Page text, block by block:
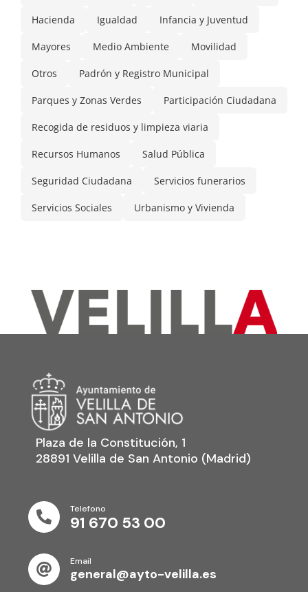
Hacienda Igualdad Infancia y Juventud
Mayores Medio Ambiente Movilidad
Otros Padrón y Registro Municipal
Parques y Zonas Verdes Participación Ciudadana
Recogida de residuos y limpieza viaria
Recursos Humanos Salud Pública
Seguridad Ciudadana Servicios funerarios
Servicios Sociales Urbanismo y Vivienda
Plaza de la Constitución, 1
28891 Velilla de San Antonio (Madrid)

Telefono
91 670 53 00

Email
general@ayto-velilla.es